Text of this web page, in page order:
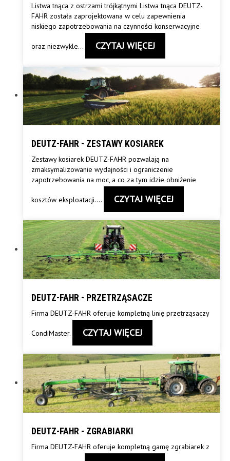
Listwa tnąca z ostrzami trójkątnymi Listwa tnąca DEUTZ-
FAHR została zaprojektowana w celu zapewnienia
niskiego zapotrzebowania na czynności konserwacyjne
oraz niezwykle… CZYTAJ WIĘCEJ
DEUTZ-FAHR - ZESTAWY KOSIAREK
Zestawy kosiarek DEUTZ-FAHR pozwalają na
zmaksymalizowanie wydajności i ograniczenie
zapotrzebowania na moc, a co za tym idzie obniżenie
kosztów eksploatacji.… CZYTAJ WIĘCEJ
DEUTZ-FAHR - PRZETRZĄSACZE
Firma DEUTZ-FAHR oferuje kompletną linię przetrząsaczy
CondiMaster. CZYTAJ WIĘCEJ
DEUTZ-FAHR - ZGRABIARKI
Firma DEUTZ-FAHR oferuje kompletną gamę zgrabiarek z